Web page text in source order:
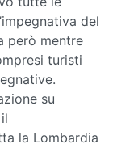
del
però mentre
turisti
su
la Lombardia